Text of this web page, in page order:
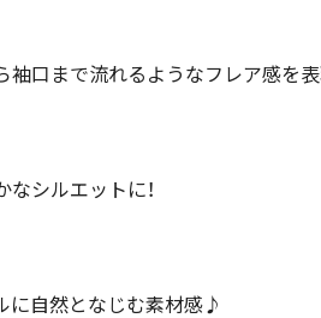
口まで流れるようなフレア感を表
シルエットに！
に自然となじむ素材感♪